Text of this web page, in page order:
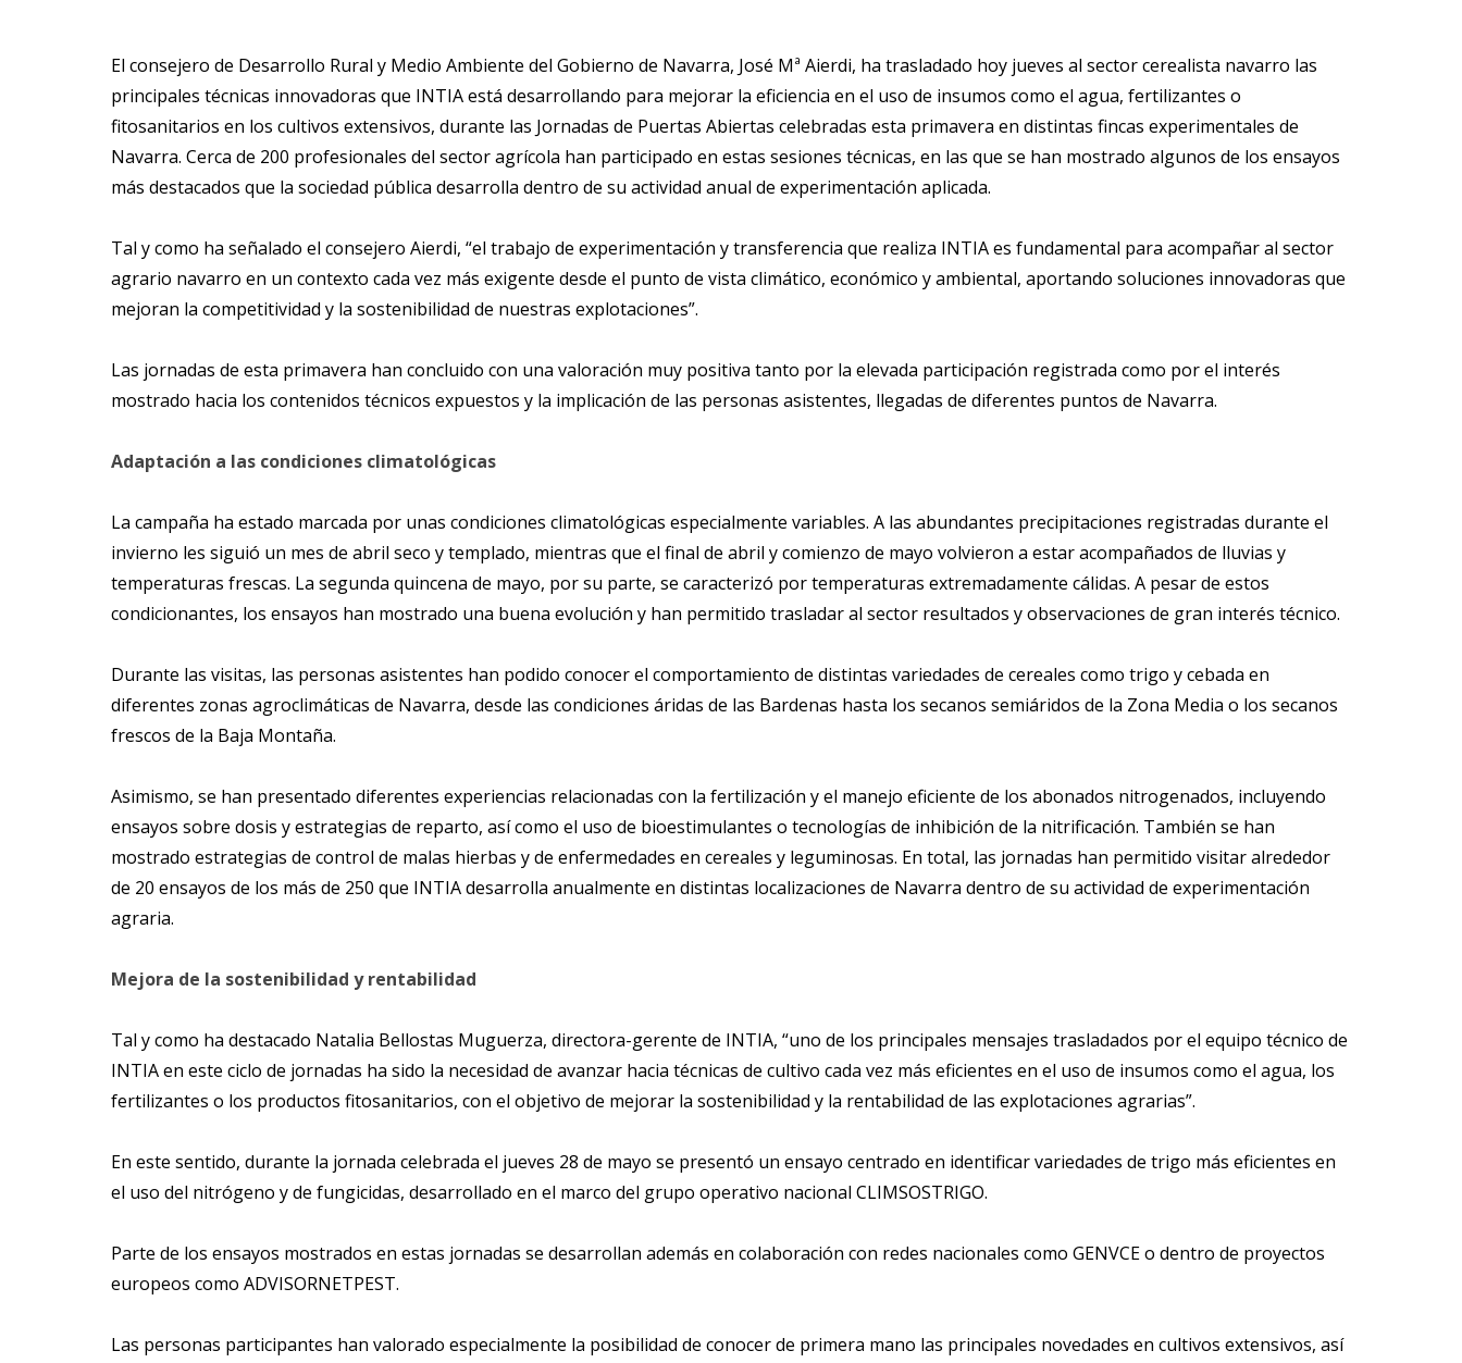
El consejero de Desarrollo Rural y Medio Ambiente del Gobierno de Navarra, José Mª Aierdi, ha trasladado hoy jueves al sector cerealista navarro las
principales técnicas innovadoras que INTIA está desarrollando para mejorar la eficiencia en el uso de insumos como el agua, fertilizantes o
fitosanitarios en los cultivos extensivos, durante las Jornadas de Puertas Abiertas celebradas esta primavera en distintas fincas experimentales de
Navarra. Cerca de 200 profesionales del sector agrícola han participado en estas sesiones técnicas, en las que se han mostrado algunos de los ensayos
más destacados que la sociedad pública desarrolla dentro de su actividad anual de experimentación aplicada.
Tal y como ha señalado el consejero Aierdi, “el trabajo de experimentación y transferencia que realiza INTIA es fundamental para acompañar al sector
agrario navarro en un contexto cada vez más exigente desde el punto de vista climático, económico y ambiental, aportando soluciones innovadoras que
mejoran la competitividad y la sostenibilidad de nuestras explotaciones”.
Las jornadas de esta primavera han concluido con una valoración muy positiva tanto por la elevada participación registrada como por el interés
mostrado hacia los contenidos técnicos expuestos y la implicación de las personas asistentes, llegadas de diferentes puntos de Navarra.
Adaptación a las condiciones climatológicas
La campaña ha estado marcada por unas condiciones climatológicas especialmente variables. A las abundantes precipitaciones registradas durante el
invierno les siguió un mes de abril seco y templado, mientras que el final de abril y comienzo de mayo volvieron a estar acompañados de lluvias y
temperaturas frescas. La segunda quincena de mayo, por su parte, se caracterizó por temperaturas extremadamente cálidas. A pesar de estos
condicionantes, los ensayos han mostrado una buena evolución y han permitido trasladar al sector resultados y observaciones de gran interés técnico.
Durante las visitas, las personas asistentes han podido conocer el comportamiento de distintas variedades de cereales como trigo y cebada en
diferentes zonas agroclimáticas de Navarra, desde las condiciones áridas de las Bardenas hasta los secanos semiáridos de la Zona Media o los secanos
frescos de la Baja Montaña.
Asimismo, se han presentado diferentes experiencias relacionadas con la fertilización y el manejo eficiente de los abonados nitrogenados, incluyendo
ensayos sobre dosis y estrategias de reparto, así como el uso de bioestimulantes o tecnologías de inhibición de la nitrificación. También se han
mostrado estrategias de control de malas hierbas y de enfermedades en cereales y leguminosas. En total, las jornadas han permitido visitar alrededor
de 20 ensayos de los más de 250 que INTIA desarrolla anualmente en distintas localizaciones de Navarra dentro de su actividad de experimentación
agraria.
Mejora de la sostenibilidad y rentabilidad
Tal y como ha destacado Natalia Bellostas Muguerza, directora-gerente de INTIA, “uno de los principales mensajes trasladados por el equipo técnico de
INTIA en este ciclo de jornadas ha sido la necesidad de avanzar hacia técnicas de cultivo cada vez más eficientes en el uso de insumos como el agua, los
fertilizantes o los productos fitosanitarios, con el objetivo de mejorar la sostenibilidad y la rentabilidad de las explotaciones agrarias”.
En este sentido, durante la jornada celebrada el jueves 28 de mayo se presentó un ensayo centrado en identificar variedades de trigo más eficientes en
el uso del nitrógeno y de fungicidas, desarrollado en el marco del grupo operativo nacional CLIMSOSTRIGO.
Parte de los ensayos mostrados en estas jornadas se desarrollan además en colaboración con redes nacionales como GENVCE o dentro de proyectos
europeos como ADVISORNETPEST.
Las personas participantes han valorado especialmente la posibilidad de conocer de primera mano las principales novedades en cultivos extensivos, así